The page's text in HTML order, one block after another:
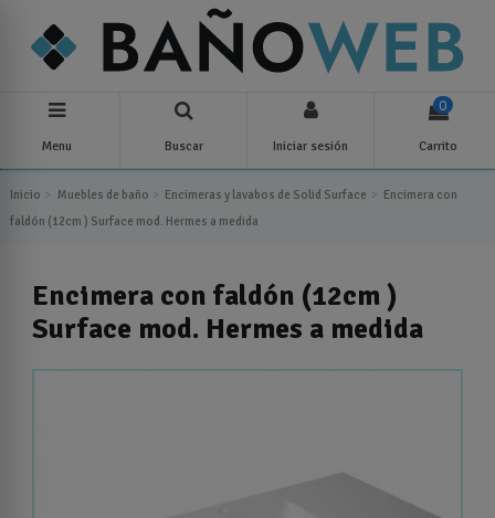
Menu Buscar Iniciar sesión
0
Carrito
Inicio Muebles de baño Encimeras y lavabos de Solid Surface
Encimera con
faldón (12cm ) Surface mod. Hermes a medida
Encimera con faldón (12cm )
Surface mod. Hermes a medida